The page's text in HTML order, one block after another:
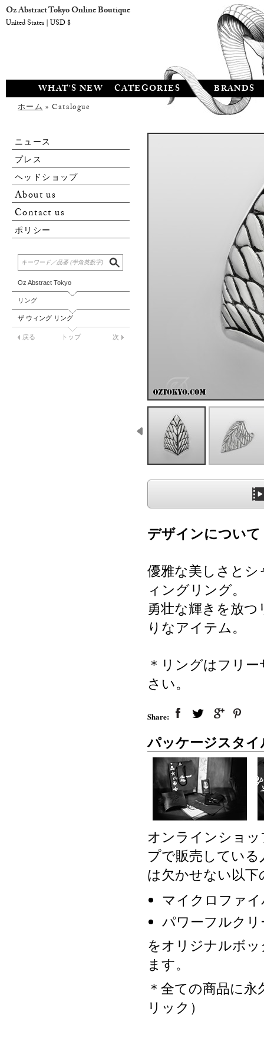
WHAT'S NEW CATEGORIES BRANDS
ホーム» Catalogue
ニュース
プレス
ヘッドショップ
About us
Contact us
ポリシー
Oz Abstract Tokyo
リング
ザ ウィング リング
戻る トップ 次
デザインについて
優雅な美しさと
ィングリング。
勇壮な輝きを放
りなアイテム。
＊リングはフリ
さい。
Share:
パッケージスタ
オンラインショ
プで販売してい
は欠かせない以
マイクロファ
パワーフルク
をオリジナルボ
ます。
＊全ての商品に
リック）
Oz Abstract Tokyo Online Boutique
United States | USD $